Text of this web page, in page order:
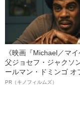
《映画『Michael／マイ
父ジョセフ・ジャクソ
ールマン・ドミンゴ オ
ルインタビュー“観客を
PR（キノフィルムズ）